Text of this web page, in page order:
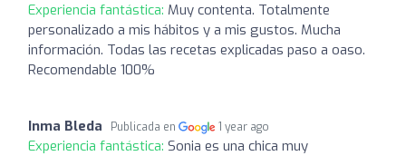
Experiencia fantástica: Muy contenta. Totalmente
personalizado a mis hábitos y a mis gustos. Mucha
información. Todas las recetas explicadas paso a oaso.
Recomendable 100%
Inma Bleda Publicada en 1 year ago
Experiencia fantástica: Sonia es una chica muy